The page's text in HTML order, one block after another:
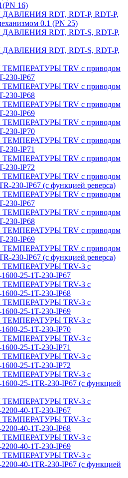
16)
RDT, RDT-P, RDT-P,
0.1 (PN 25)
RDT, RDT-S, RDT-P,
RDT, RDT-S, RDT-P,
TRV с приводом
230-IP67
TRV с приводом
230-IP68
TRV с приводом
230-IP69
TRV с приводом
230-IP70
TRV с приводом
230-IP71
TRV с приводом
230-IP72
TRV с приводом
230-IP67 (с функцией реверса)
TRV с приводом
230-IP67
TRV с приводом
230-IP68
TRV с приводом
230-IP69
TRV с приводом
230-IP67 (с функцией реверса)
TRV-3 с
25-1T-230-IP67
TRV-3 с
25-1T-230-IP68
TRV-3 с
25-1T-230-IP69
TRV-3 с
25-1T-230-IP70
TRV-3 с
25-1T-230-IP71
TRV-3 с
25-1T-230-IP72
TRV-3 с
25-1TR-230-IP67 (с функцией
TRV-3 с
40-1T-230-IP67
TRV-3 с
40-1T-230-IP68
TRV-3 с
40-1T-230-IP69
TRV-3 с
40-1TR-230-IP67 (с функцией